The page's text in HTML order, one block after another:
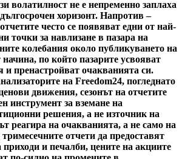
волатилност не е непременно заплаха
хоризонт. Напротив –
често се появяват едни от най-
точки за навлизане в пазара на
колебания около публикуването на
начина, по който пазарите усвояват
пренастройват очакванията си.
на Freedom24, погледнато
движения, сезонът на отчетите
инструмент за вземане на
решения, а не източник на
реагира на очакванията, а не само на
отчети да предоставят
приходи и печалби, цените на акциите